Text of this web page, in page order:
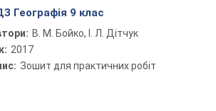
Географія 9 клас
В. М. Бойко, І. Л. Дітчук
2017
Зошит для практичних робіт